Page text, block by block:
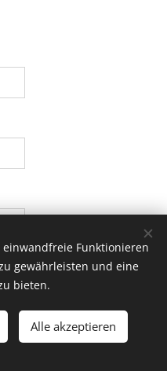
Funktionieren
gewährleisten und eine
bieten.
Alle akzeptieren